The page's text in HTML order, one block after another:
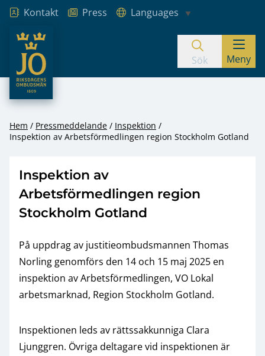
Hoppa till innehåll
Kontakt Press
Languages
JO – Riksdagens Ombudsmän
Sök Meny
Hem Pressmeddelande
Inspektion
Inspektion av Arbetsförmedlingen region Stockholm Gotland
Inspektion av
Arbetsförmedlingen region
Stockholm Gotland
På uppdrag av justitieombudsmannen Thomas
Norling genomförs den 14 och 15 maj 2025 en
inspektion av Arbetsförmedlingen, VO Lokal
arbetsmarknad, Region Stockholm Gotland.
Inspektionen leds av rättssakkunniga Clara
Ljunggren. Övriga deltagare vid inspektionen är